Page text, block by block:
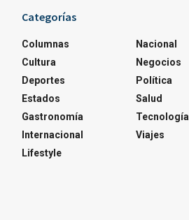
Categorías
Columnas
Cultura
Deportes
Estados
Gastronomía
Internacional
Lifestyle
Nacional
Negocios
Política
Salud
Tecnología
Viajes